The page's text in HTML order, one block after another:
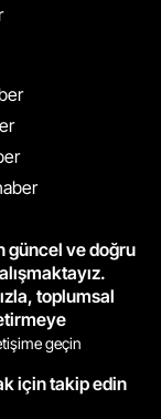
güncel ve doğru
toplumsal
geçin
için takip edin